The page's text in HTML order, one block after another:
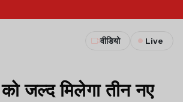
वीडियो Live
को जल्द मिलेगा तीन नए